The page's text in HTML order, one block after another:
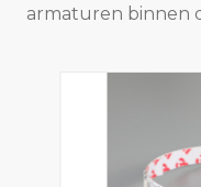
armaturen binnen